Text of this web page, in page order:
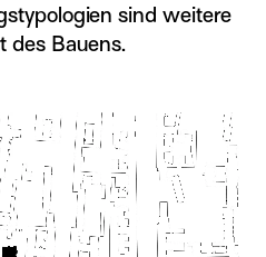
sind weitere
des Bauens.